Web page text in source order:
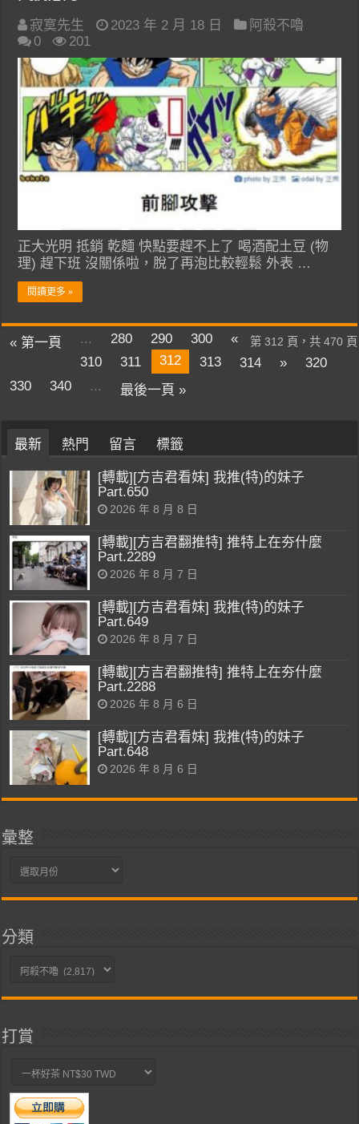
寂寞先生 2023 年 2 月 18 日
阿殺不嚕
0
201
正大光明 抵銷 乾麵 快點要趕不上了 喝酒配土豆 (物
理) 趕下班 沒關係啦，脫了再泡比較輕鬆 外表 …
閱讀更多 »
第 312 頁，共 470 頁
« 第一頁 ... 280 290 300
«
310
311 312 313 314 »
320
330
340 ... 最後一頁 »
最新 熱門 留言 標籤
[轉載][方吉君看妹] 我推(特)的妹子
Part.650
2026 年 8 月 8 日
[轉載][方吉君翻推特] 推特上在夯什麼
Part.2289
2026 年 8 月 7 日
[轉載][方吉君看妹] 我推(特)的妹子
Part.649
2026 年 8 月 7 日
[轉載][方吉君翻推特] 推特上在夯什麼
Part.2288
2026 年 8 月 6 日
[轉載][方吉君看妹] 我推(特)的妹子
Part.648
2026 年 8 月 6 日
彙整
彙
分類
分
打賞